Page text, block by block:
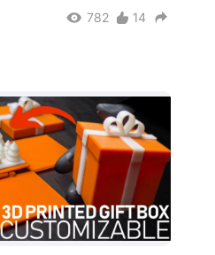
782 14